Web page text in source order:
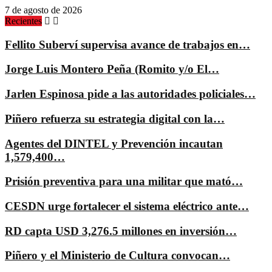
7 de agosto de 2026
Recientes
Fellito Suberví supervisa avance de trabajos en…
Jorge Luis Montero Peña (Romito y/o El…
Jarlen Espinosa pide a las autoridades policiales…
Piñero refuerza su estrategia digital con la…
Agentes del DINTEL y Prevención incautan
1,579,400…
Prisión preventiva para una militar que mató…
CESDN urge fortalecer el sistema eléctrico ante…
RD capta USD 3,276.5 millones en inversión…
Piñero y el Ministerio de Cultura convocan…